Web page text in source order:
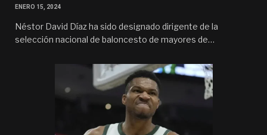
ENERO 15, 2024
Néstor David Díaz ha sido designado dirigente de la
selección nacional de baloncesto de mayores de…